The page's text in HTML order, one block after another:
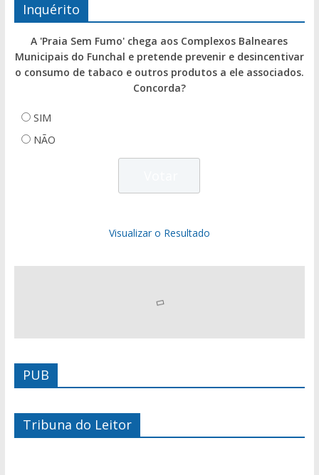
Inquérito
A 'Praia Sem Fumo' chega aos Complexos Balneares
Municipais do Funchal e pretende prevenir e desincentivar
o consumo de tabaco e outros produtos a ele associados.
Concorda?
SIM
NÃO
Visualizar o Resultado
PUB
Tribuna do Leitor